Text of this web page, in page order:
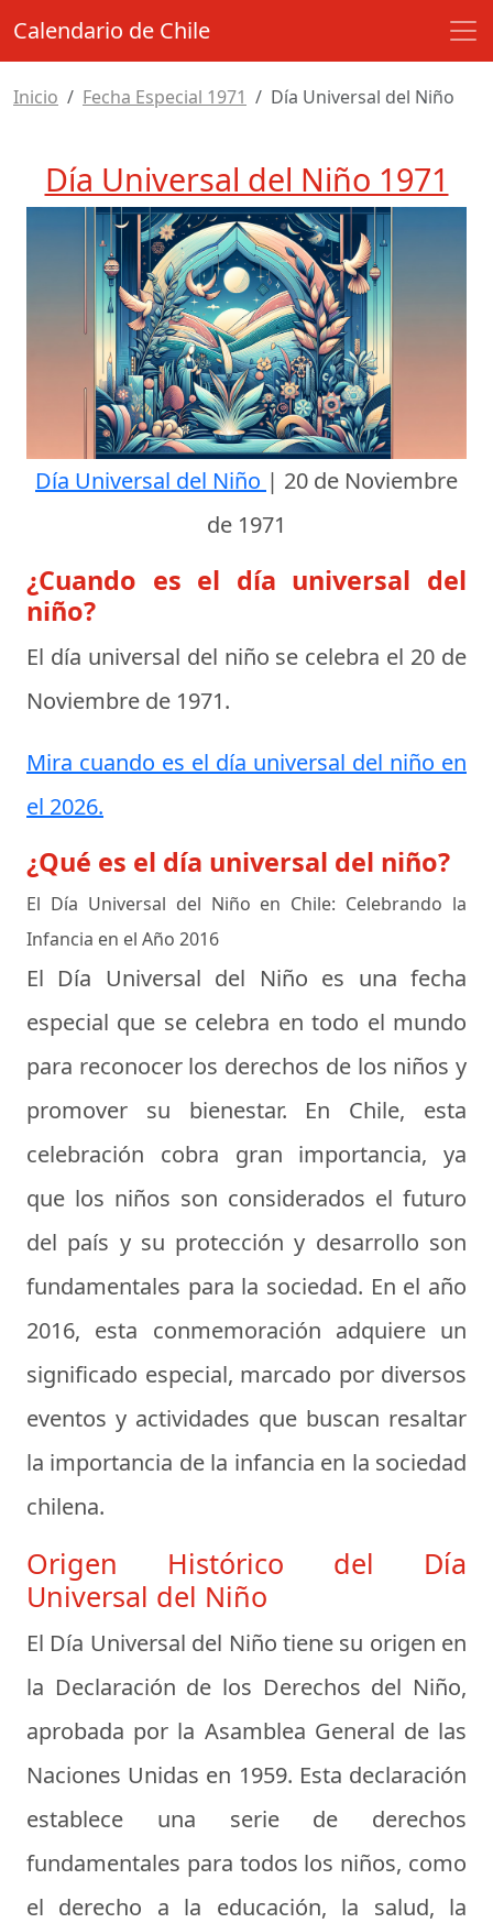
Calendario de Chile
Inicio Fecha Especial 1971 Día Universal del Niño
Día Universal del Niño 1971
Día Universal del Niño | 20 de Noviembre
de 1971
¿Cuando es el día universal del
niño?
El día universal del niño se celebra el 20 de
Noviembre de 1971.
Mira cuando es el día universal del niño en
el 2026.
¿Qué es el día universal del niño?
El Día Universal del Niño en Chile: Celebrando la
Infancia en el Año 2016
El Día Universal del Niño es una fecha
especial que se celebra en todo el mundo
para reconocer los derechos de los niños y
promover su bienestar. En Chile, esta
celebración cobra gran importancia, ya
que los niños son considerados el futuro
del país y su protección y desarrollo son
fundamentales para la sociedad. En el año
2016, esta conmemoración adquiere un
significado especial, marcado por diversos
eventos y actividades que buscan resaltar
la importancia de la infancia en la sociedad
chilena.
Origen Histórico del Día
Universal del Niño
El Día Universal del Niño tiene su origen en
la Declaración de los Derechos del Niño,
aprobada por la Asamblea General de las
Naciones Unidas en 1959. Esta declaración
establece una serie de derechos
fundamentales para todos los niños, como
el derecho a la educación, la salud, la